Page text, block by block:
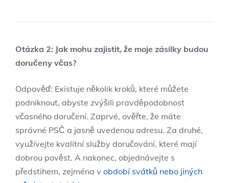
Otázka 2: Jak mohu zajistit, že moje zásilky budou
doručeny včas?
Odpověď: Existuje několik kroků, které můžete
podniknout, abyste zvýšili pravděpodobnost
včasného doručení. Zaprvé, ověřte, že máte
správné⁣ PSČ a jasně uvedenou adresu. Za druhé,
využívejte ‍kvalitní služby doručování, které mají
dobrou pověst. A nakonec,⁤ objednávejte s
předstihem, zejména ‌v období svátků nebo jiných